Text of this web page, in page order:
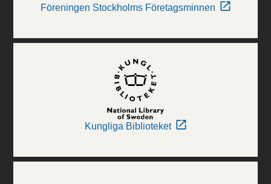
Föreningen Stockholms Företagsminnen
Kungliga Biblioteket